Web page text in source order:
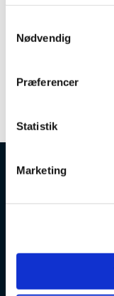
e
Nødvendig
Præferencer
Statistik
Marketing